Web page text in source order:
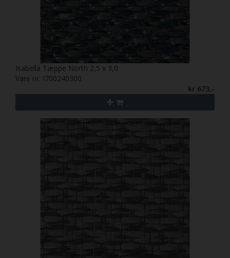
Isabella Tæppe North 2,5 x 3,0
Vare nr. I700240300
kr 673,-